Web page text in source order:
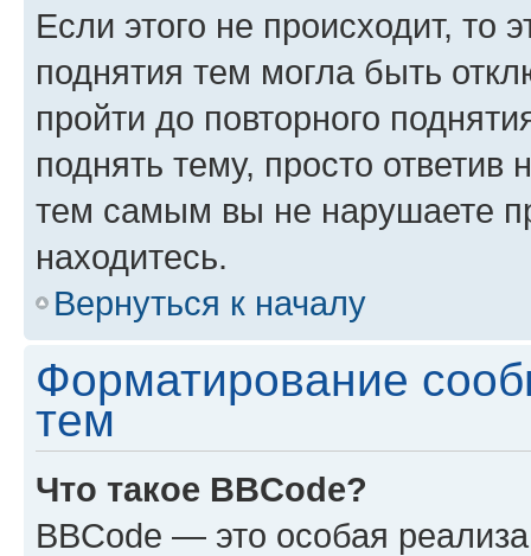
Если этого не происходит, то
поднятия тем могла быть
пройти до повторного
поднять тему, просто ответив
тем самым вы не нарушаете
находитесь.
Вернуться к началу
Форматирование
тем
Что такое BBCode?
BBCode — это особая